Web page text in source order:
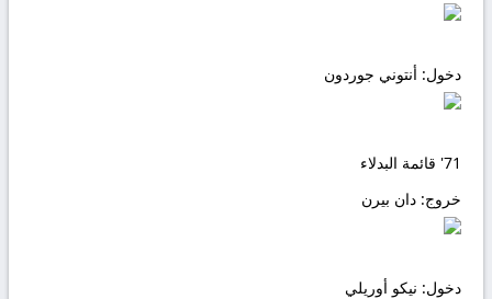
دخول: أنتوني جوردون
71' قائمة البدلاء
خروج: دان بيرن
دخول: نيكو أوريلي